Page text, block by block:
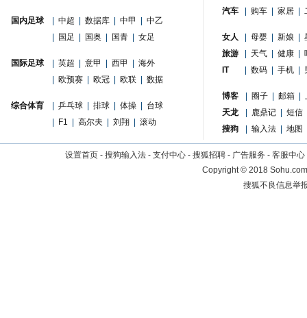
国内足球 中超 数据库 中甲
中乙
国足 国奥 国青 女足
国际足球 英超 意甲 西甲
海外
欧预赛 欧冠 欧联 数据
综合体育 乒乓球 排球 体操
台球
F1 高尔夫 刘翔 滚动
汽车
购车 家居
女人 母婴 新娘
旅游
天气 健康
IT
数码 手机
博客 圈子 邮箱
天龙
鹿鼎记
短信
搜狗
输入法 地图
设置首页 - 搜狗输入法 - 支付中心 - 搜狐招聘 - 广告服务 - 客服中心
Copyright©2018
搜狐不良信息举